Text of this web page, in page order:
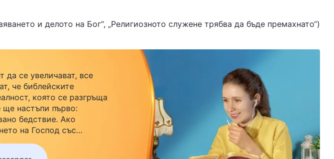
и делото на Бог“, „Религиозното служене трябва да бъде премахнато“)
да се увеличават, все
че библейските
която се разгръща
ще настъпи първо:
бедствие. Ако
на Господ със
под Божията
за да се присъедините